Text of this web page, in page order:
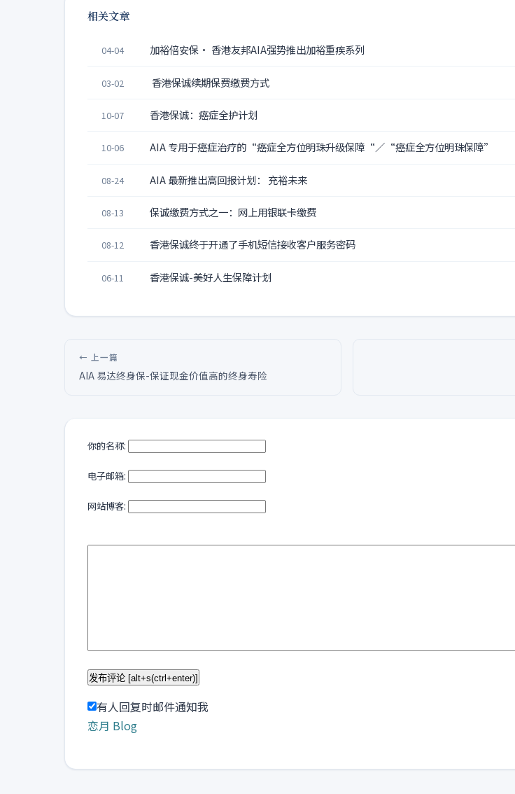
相关文章
04-04 加裕倍安保· 香港友邦AIA强势推出加裕重疾系列
03-02 香港保诚续期保费缴费方式
10-07 香港保诚：癌症全护计划
10-06 AIA 专用于癌症治疗的“癌症全方位明珠升级保障“／“癌症全方位明珠保障”
08-24 AIA 最新推出高回报计划： 充裕未来
08-13 保诚缴费方式之一：网上用银联卡缴费
08-12 香港保诚终于开通了手机短信接收客户服务密码
06-11 香港保诚-美好人生保障计划
← 上一篇
AIA 易达终身保-保证现金价值高的终身寿险
你的名称:
电子邮箱:
网站博客:
有人回复时邮件通知我
恋月 Blog